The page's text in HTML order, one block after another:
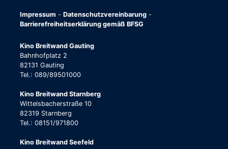
Impressum - Datenschutzvereinbarung -
Barrierefreiheitserklärung gemäß BFSG
Kino Breitwand Gauting
Bahnhofplatz 2
82131 Gauting
Tel.: 089/89501000
Kino Breitwand Starnberg
Wittelsbacherstraße 10
82319 Starnberg
Tel.: 08151/971800
Kino Breitwand Seefeld